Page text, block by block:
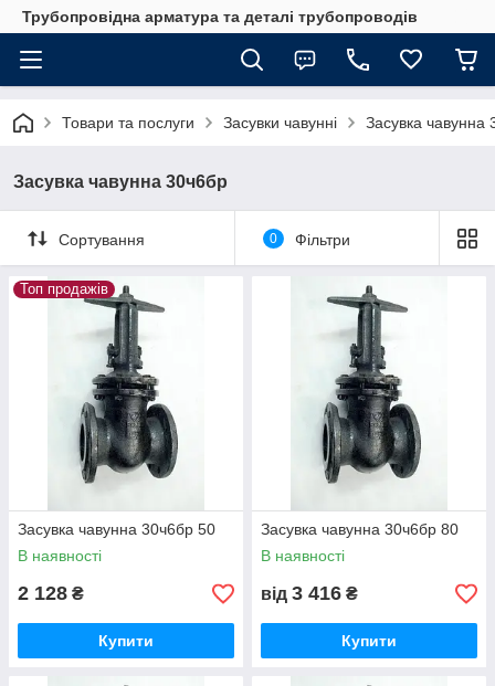
Трубопровідна арматура та деталі трубопроводів
Товари та послуги Засувки чавунні Засувка чавунна
Засувка чавунна 30ч6бр
Сортування 0 Фільтри
Топ продажів
Засувка чавунна 30ч6бр 50
В наявності
2 128 ₴
Купити
Засувка чавунна 30ч6бр 80
В наявності
від 3 416 ₴
Купити